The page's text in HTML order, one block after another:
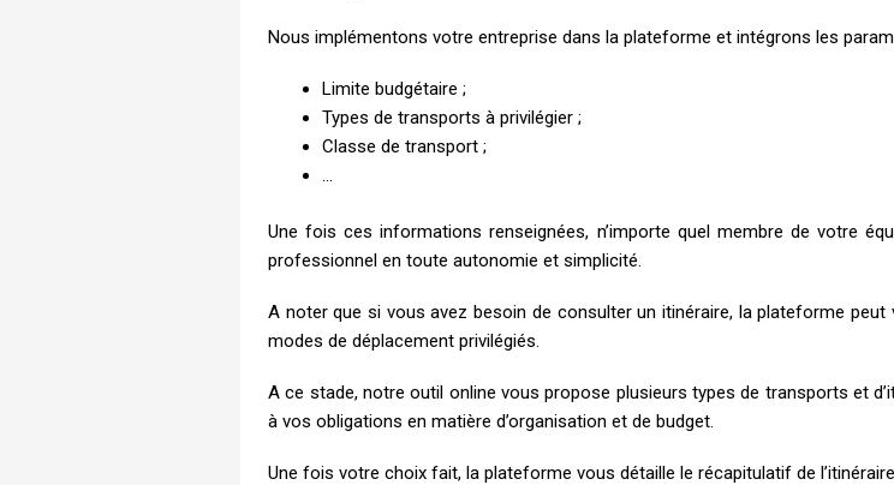
Nous implémentons votre entreprise dans la plateforme et intégrons les
Limite budgétaire ;
Types de transports à privilégier ;
Classe de transport ;
…
Une fois ces informations renseignées, n’importe quel membre de votre
professionnel en toute autonomie et simplicité.
A noter que si vous avez besoin de consulter un itinéraire, la plateforme
modes de déplacement privilégiés.
A ce stade, notre outil online vous propose plusieurs types de transports et
à vos obligations en matière d’organisation et de budget.
Une fois votre choix fait, la plateforme vous détaille le récapitulatif de